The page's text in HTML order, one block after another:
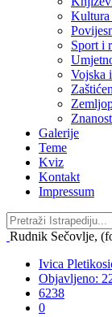
Kultura
Sport i
Vojska
Znanost
Galerije
Teme
Kviz
Kontakt
Impressum
Rudnik Sečovlje,
Ivica
Objavljeno:
6238
0